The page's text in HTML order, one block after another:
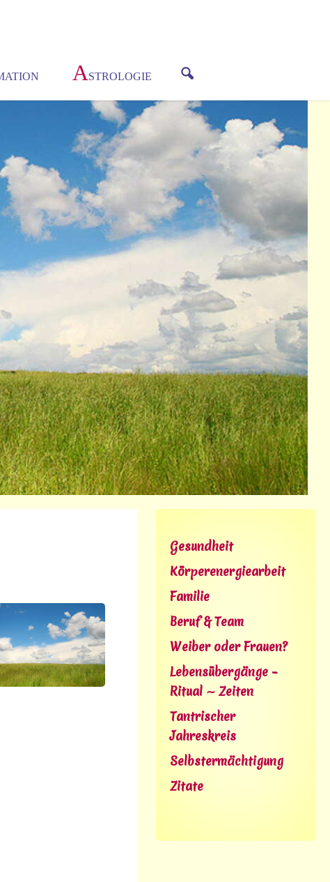
ASTROLOGIE
Gesundheit
Körperenergiearbeit
Familie
Beruf & Team
Weiber oder Frauen?
Lebensübergänge –
Ritual ∼ Zeiten
Tantrischer
Jahreskreis
Selbstermächtigung
Zitate